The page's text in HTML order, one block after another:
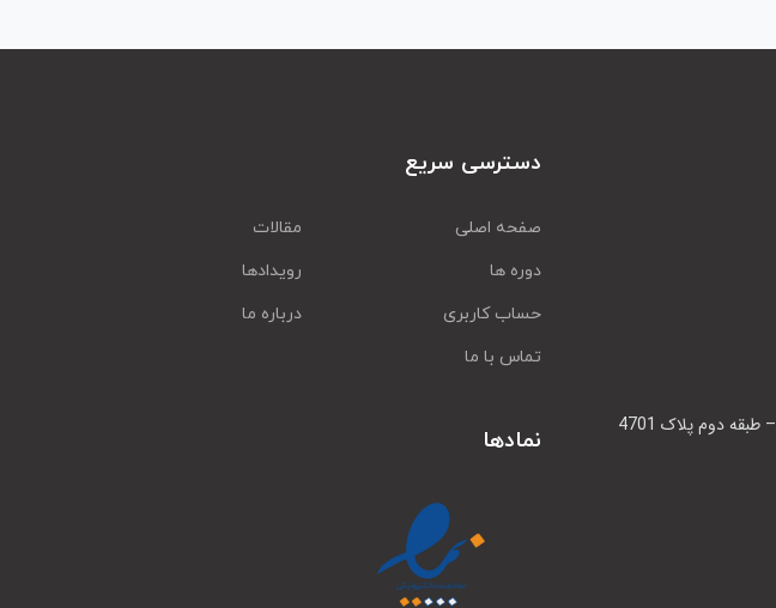
مشهد، بزرگراه بابانظر – بازار بزرگ ملل – طبقه دوم پلاک 4701
دسترسی سریع
صفحه اصلی
مقالات
دوره ها
رویدادها
حساب کاربری
درباره ما
تماس با ما
نمادها